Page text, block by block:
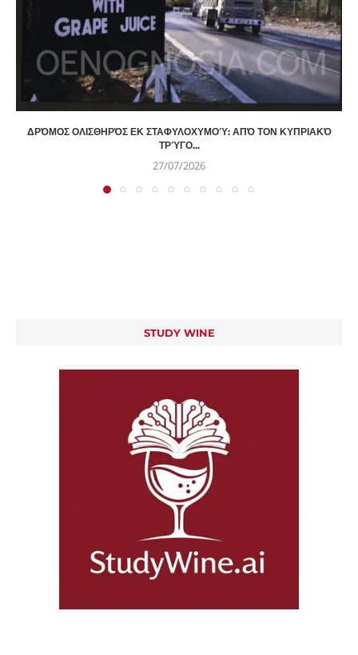
ΔΡΌΜΟΣ ΟΛΙΣΘΗΡΌΣ ΕΚ ΣΤΑΦΥΛΟΧΥΜΟΎ: ΑΠΌ ΤΟΝ ΚΥΠΡΙΑΚΌ
ΤΡΎΓΟ...
27/07/2026
STUDY WINE